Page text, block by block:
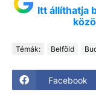
Itt állíthatja
Témák: Belföld
Facebook